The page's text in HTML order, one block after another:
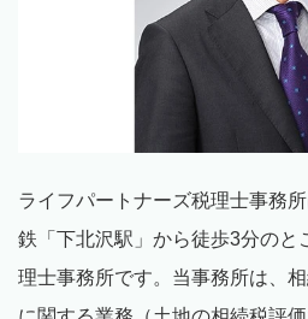
ライフパートナーズ税理士事務
鉄「下北沢駅」から徒歩3分のと
理士事務所です。当事務所は、